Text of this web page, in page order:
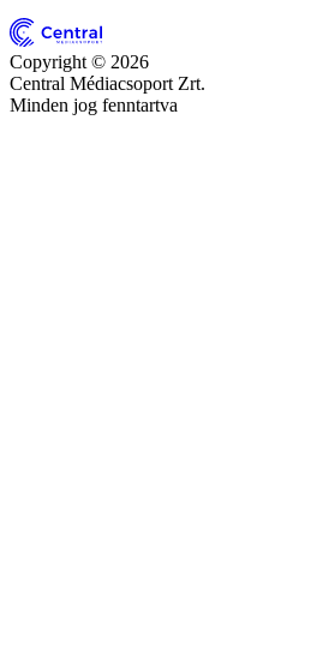
Copyright © 2026
Central Médiacsoport Zrt.
Minden jog fenntartva